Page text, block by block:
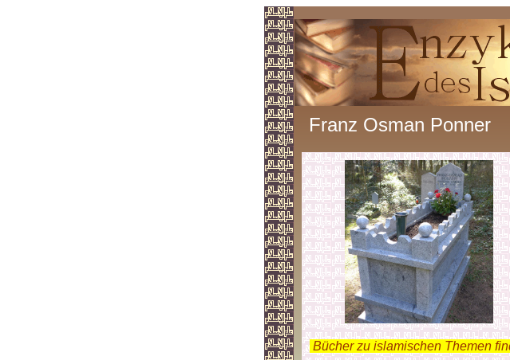
Franz Osman Ponner
Bücher zu islamischen Themen